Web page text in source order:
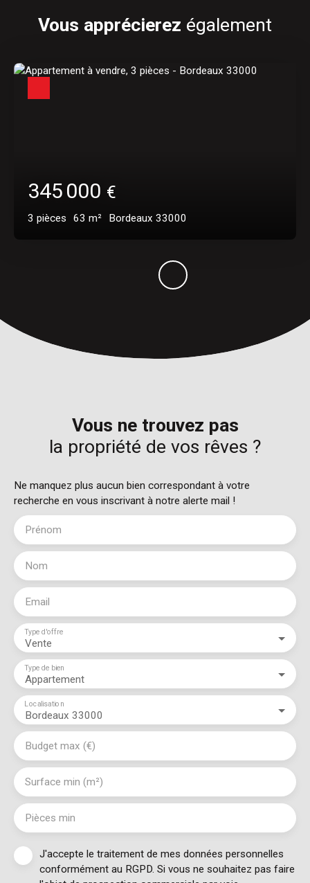
Vous apprécierez également
345 000 €
3 pièces 63 m² Bordeaux 33000
Vous ne trouvez pas
la propriété de vos rêves ?
Ne manquez plus aucun bien correspondant à votre
recherche en vous inscrivant à notre alerte mail !
Prénom
Nom
Email
Vente
Type d'offre
Appartement
Type de bien
Bordeaux 33000
Localisation
Budget max (€)
Surface min (m²)
Pièces min
J'accepte le traitement de mes données personnelles
conformément au RGPD. Si vous ne souhaitez pas faire